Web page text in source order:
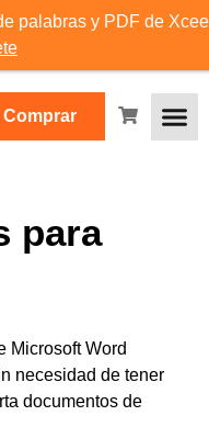
Comprar
para
Microsoft Word
necesidad de tener
documentos de
palabras y PDF de